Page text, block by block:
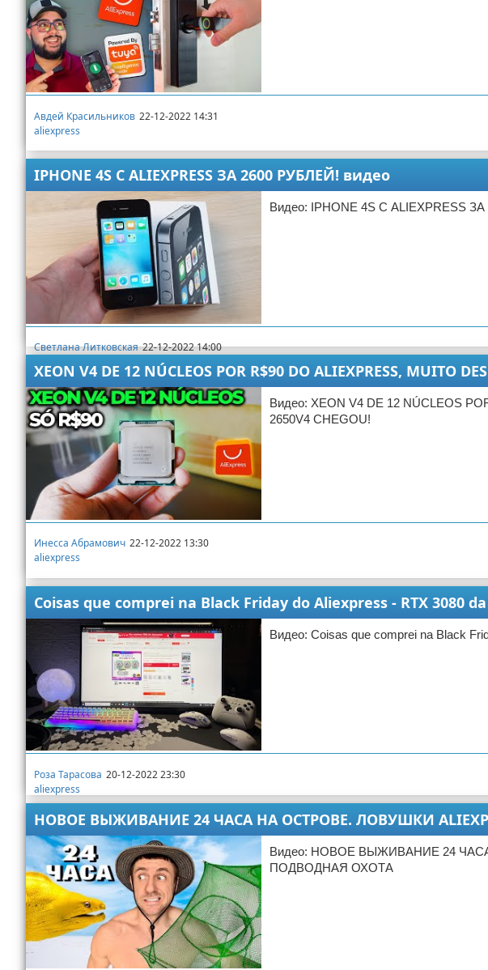
Авдей Красильников 22-12-2022 14:31
aliexpress
IPHONE 4S С ALIEXPRESS ЗА 2600 РУБЛЕЙ! видео
Видео: IPHONE 4S С ALIEXPRESS
Светлана Литковская 22-12-2022 14:00
XEON V4 DE 12 NÚCLEOS POR R$90 DO ALIEXPRESS, MUITO
Видео: XEON V4 DE 12 NÚCLEOS
2650V4 CHEGOU!
Инесса Абрамович 22-12-2022 13:30
aliexpress
Coisas que comprei na Black Friday do Aliexpress - RTX 3080
Видео: Coisas que comprei na Black
Роза Тарасова 20-12-2022 23:30
aliexpress
НОВОЕ ВЫЖИВАНИЕ 24 ЧАСА НА ОСТРОВЕ. ЛОВУШКИ
Видео: НОВОЕ ВЫЖИВАНИЕ 24
ПОДВОДНАЯ ОХОТА